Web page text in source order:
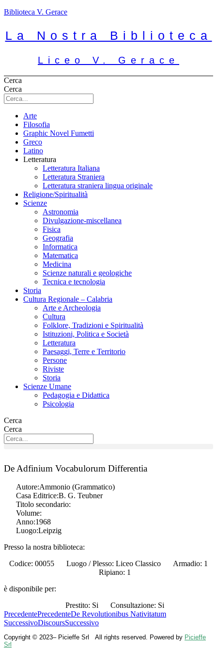
Biblioteca V. Gerace
La Nostra Biblioteca
Liceo V. Gerace
Cerca
Cerca
Arte
Filosofia
Graphic Novel Fumetti
Greco
Latino
Letteratura
Letteratura Italiana
Letteratura Straniera
Letteratura straniera lingua originale
Religione/Spiritualità
Scienze
Astronomia
Divulgazione-miscellanea
Fisica
Geografia
Informatica
Matematica
Medicina
Scienze naturali e geologiche
Tecnica e tecnologia
Storia
Cultura Regionale – Calabria
Arte e Archeologia
Cultura
Folklore, Tradizioni e Spiritualità
Istituzioni, Politica e Società
Letteratura
Paesaggi, Terre e Territorio
Persone
Riviste
Storia
Scienze Umane
Pedagogia e Didattica
Psicologia
Cerca
Cerca
De Adfinium Vocabulorum Differentia
Autore:Ammonio (Grammatico)
Casa Editrice:B. G. Teubner
Titolo secondario:
Volume:
Anno:1968
Luogo:Leipzig
Presso la nostra biblioteca:
Codice: 00055
Luogo / Plesso: Liceo Classico
Armadio: 1
Ripiano: 1
è disponibile per:
Prestito: Si
Consultazione: Si
PrecedentePrecedenteDe Revolutionibus Nativitatum
SuccessivoDiscoursSuccessivo
Copyright © 2023– Picieffe Srl All rights reserved. Powered by Picieffe
Srl